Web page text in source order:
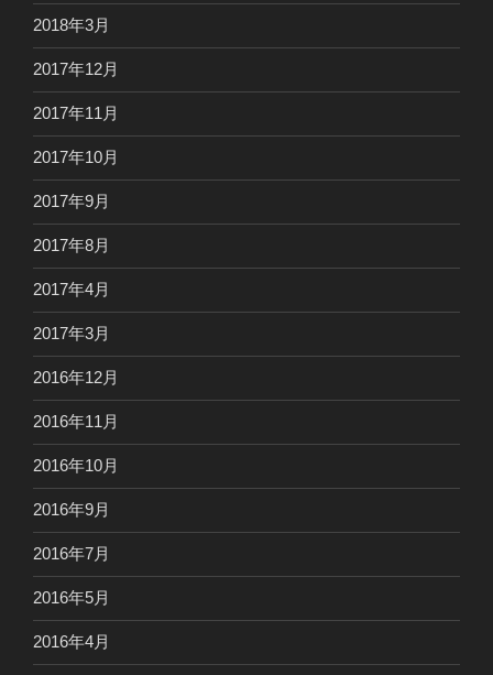
2018年3月
2017年12月
2017年11月
2017年10月
2017年9月
2017年8月
2017年4月
2017年3月
2016年12月
2016年11月
2016年10月
2016年9月
2016年7月
2016年5月
2016年4月